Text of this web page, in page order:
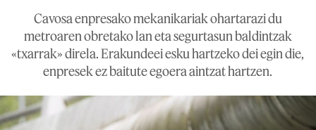
Cavosa enpresako mekanikariak ohartarazi du
metroaren obretako lan eta segurtasun baldintzak
«txarrak» direla. Erakundeei esku hartzeko dei egin die,
enpresek ez baitute egoera aintzat hartzen.